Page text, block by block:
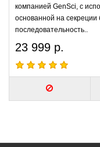
компанией GenSci, с
основанной на секреции
последовательность..
23 999 р.